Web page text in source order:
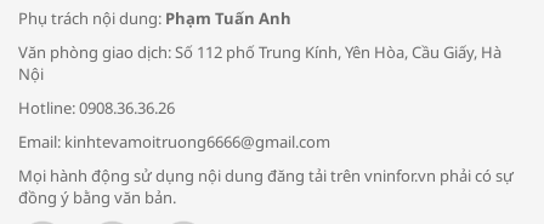
Bác sĩ tư vấn cách phòng tránh bệnh
đường hô hấp trong thời tiết giao mùa
Phụ trách nội dung: Phạm Tuấn Anh
Văn phòng giao dịch: Số 112 phố Trung Kính, Yên Hòa, Cầu Giấy, Hà
Nội
Hotline: 0908.36.36.26
Email: kinhtevamoitruong6666@gmail.com
Mọi hành động sử dụng nội dung đăng tải trên vninfor.vn phải có sự
đồng ý bằng văn bản.